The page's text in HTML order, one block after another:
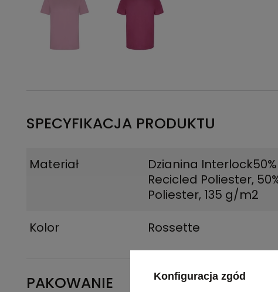
SPECYFIKACJA PRODUKTU
Materiał
Dzianina Interlock50%
Recicled Poliester,
Poliester, 135 g/m2
Kolor
Rossette
PAKOWANIE Konfiguracja zgód